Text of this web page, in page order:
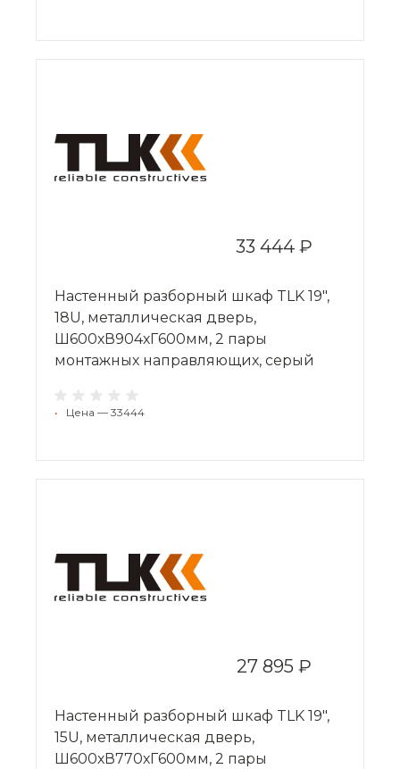
33 444 ₽
Настенный разборный шкаф TLK 19",
18U, металлическая дверь,
Ш600хВ904хГ600мм, 2 пары
монтажных направляющих, серый
• Цена — 33444
27 895 ₽
Настенный разборный шкаф TLK 19",
15U, металлическая дверь,
Ш600хВ770хГ600мм, 2 пары